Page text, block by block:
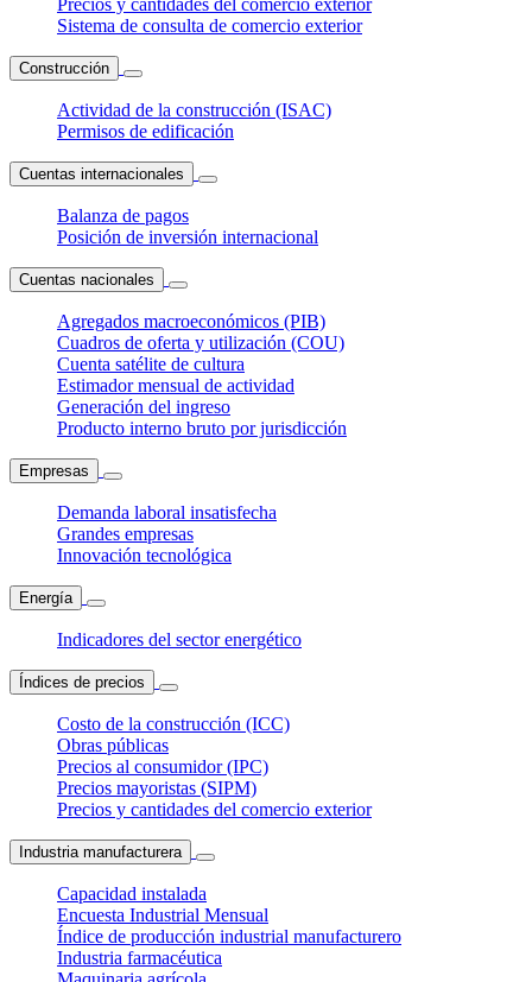
Precios y cantidades del comercio exterior
Sistema de consulta de comercio exterior
Construcción
Actividad de la construcción (ISAC)
Permisos de edificación
Cuentas internacionales
Balanza de pagos
Posición de inversión internacional
Cuentas nacionales
Agregados macroeconómicos (PIB)
Cuadros de oferta y utilización (COU)
Cuenta satélite de cultura
Estimador mensual de actividad
Generación del ingreso
Producto interno bruto por jurisdicción
Empresas
Demanda laboral insatisfecha
Grandes empresas
Innovación tecnológica
Energía
Indicadores del sector energético
Índices de precios
Costo de la construcción (ICC)
Obras públicas
Precios al consumidor (IPC)
Precios mayoristas (SIPM)
Precios y cantidades del comercio exterior
Industria manufacturera
Capacidad instalada
Encuesta Industrial Mensual
Índice de producción industrial manufacturero
Industria farmacéutica